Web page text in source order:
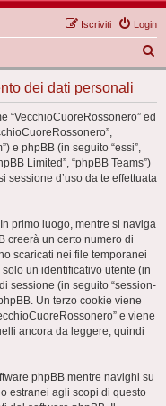
Login
Iscriviti
e
dei dati personali
“VecchioCuoreRossonero” ed
e phpBB (in seguito “essi”,
Limited”, “phpBB Teams”)
sessione d’uso da te effettuata
primo luogo, mentre si naviga
creerà un certo numero di
scaricati nei file temporanei
un identificativo utente (in
sessione (in seguito “session-
Un terzo cookie viene
e viene
ancora da leggere, quindi
phpBB mentre navighi su
estranei agli scopi di questo